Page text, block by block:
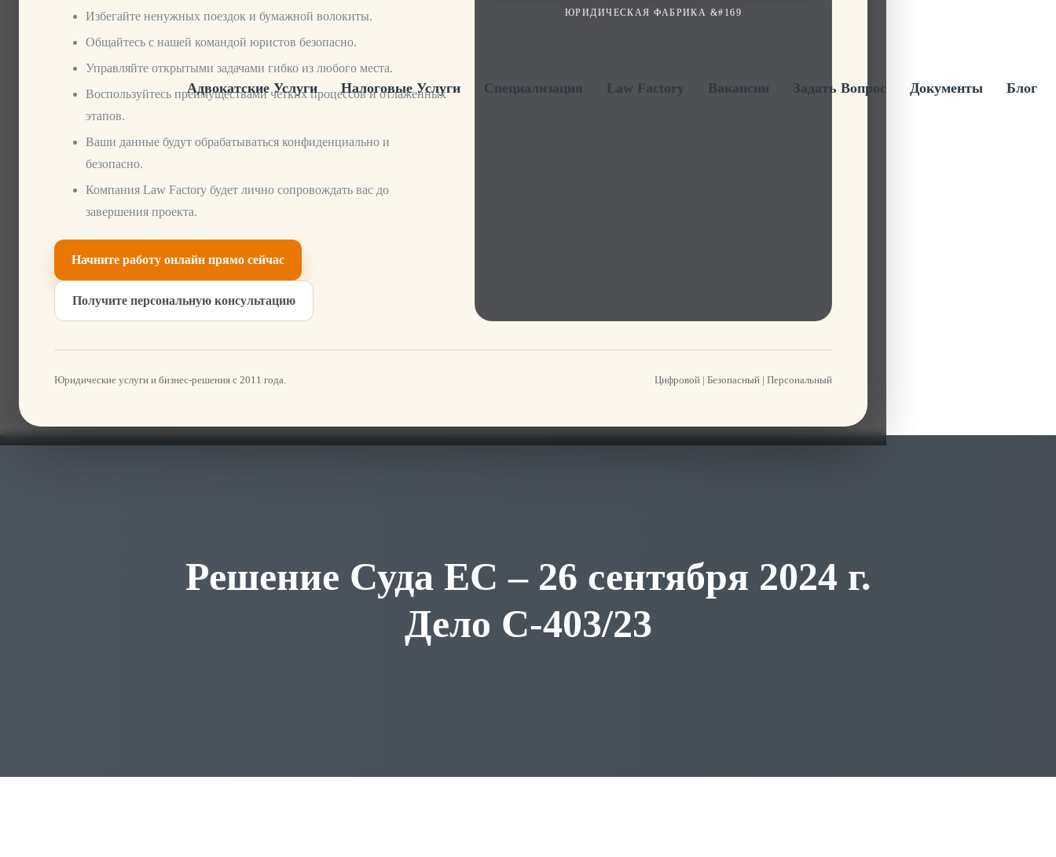
Избегайте ненужных поездок и бумажной волокиты.
Общайтесь с нашей командой юристов безопасно.
Управляйте открытыми задачами гибко из любого места.
Воспользуйтесь преимуществами четких процессов и отлаженных
этапов.
Ваши данные будут обрабатываться конфиденциально и
безопасно.
Компания Law Factory будет лично сопровождать вас до
завершения проекта.
Начните работу онлайн прямо сейчас
Получите персональную консультацию
ЮРИДИЧЕСКАЯ ФАБРИКА &#169
Юридические услуги и бизнес-решения с 2011 года. Цифровой | Безопасный | Персональный
Адвокатские Услуги Налоговые Услуги Специализация Law Factory Вакансии Задать Вопрос Документы Блог
Решение Суда ЕС – 26 сентября 2024 г.
Дело C-403/23